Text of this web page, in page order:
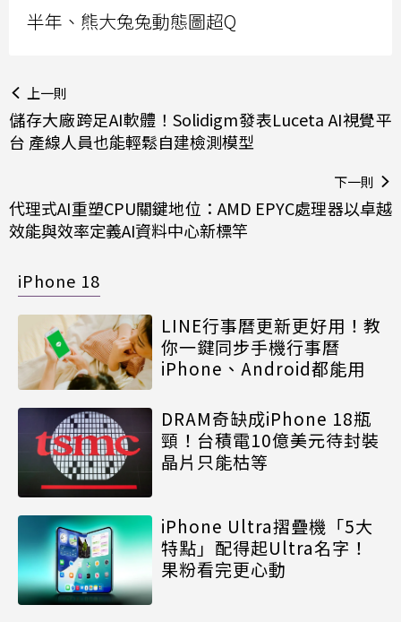
半年、熊大兔兔動態圖超Q
上一則
儲存大廠跨足AI軟體！Solidigm發表Luceta AI視覺平
台 產線人員也能輕鬆自建檢測模型
下一則
代理式AI重塑CPU關鍵地位：AMD EPYC處理器以卓越
效能與效率定義AI資料中心新標竿
iPhone 18
LINE行事曆更新更好用！教
你一鍵同步手機行事曆
iPhone、Android都能用
DRAM奇缺成iPhone 18瓶
頸！台積電10億美元待封裝
晶片只能枯等
iPhone Ultra摺疊機「5大
特點」配得起Ultra名字！
果粉看完更心動